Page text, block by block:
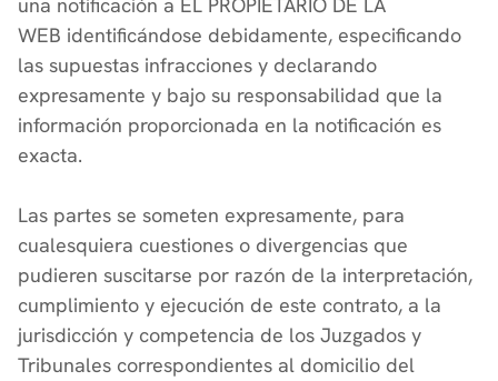
WEB identificándose debidamente, especificando
las supuestas infracciones y declarando
expresamente y bajo su responsabilidad que la
información proporcionada en la notificación es
exacta.
Las partes se someten expresamente, para
cualesquiera cuestiones o divergencias que
pudieren suscitarse por razón de la interpretación,
cumplimiento y ejecución de este contrato, a la
jurisdicción y competencia de los Juzgados y
Tribunales correspondientes al domicilio del